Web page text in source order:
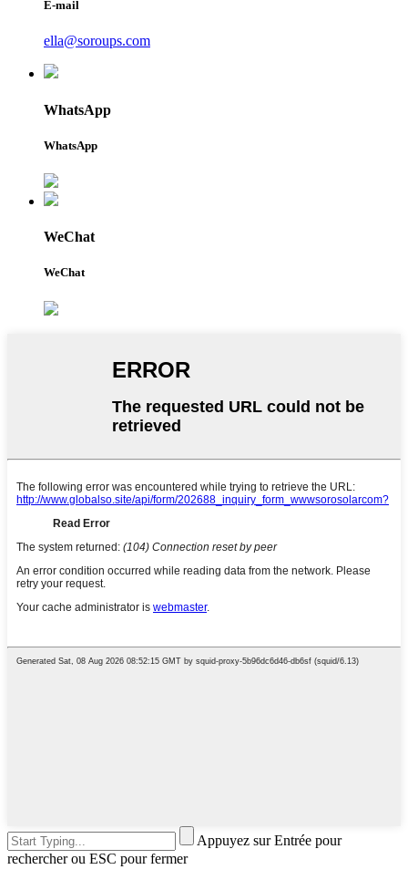
E-mail
ella@soroups.com
WhatsApp
WhatsApp
WeChat
WeChat
Appuyez sur Entrée pour
rechercher ou ESC pour fermer